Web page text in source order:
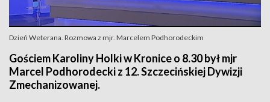
Dzień Weterana. Rozmowa z mjr. Marcelem Podhorodeckim
Gościem Karoliny Holki w Kronice o 8.30 był mjr
Marcel Podhorodecki z 12. Szczecińskiej Dywizji
Zmechanizowanej.